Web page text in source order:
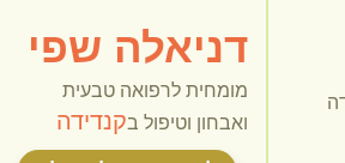
דניאלה שפי
מומחית לרפואה טבעית
ואבחון וטיפול בקנדידה